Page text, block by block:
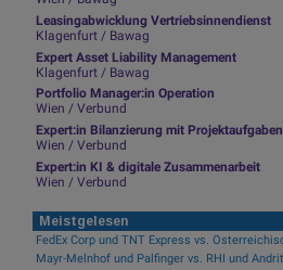
Leasingabwicklung Vertriebsinnendienst
Klagenfurt / Bawag
Expert Asset Liability Management
Klagenfurt / Bawag
Portfolio Manager:in Operation
Wien / Verbund
Expert:in Bilanzierung mit Projektaufgaben
Wien / Verbund
Expert:in KI & digitale Zusammenarbeit
Wien / Verbund
Meistgelesen